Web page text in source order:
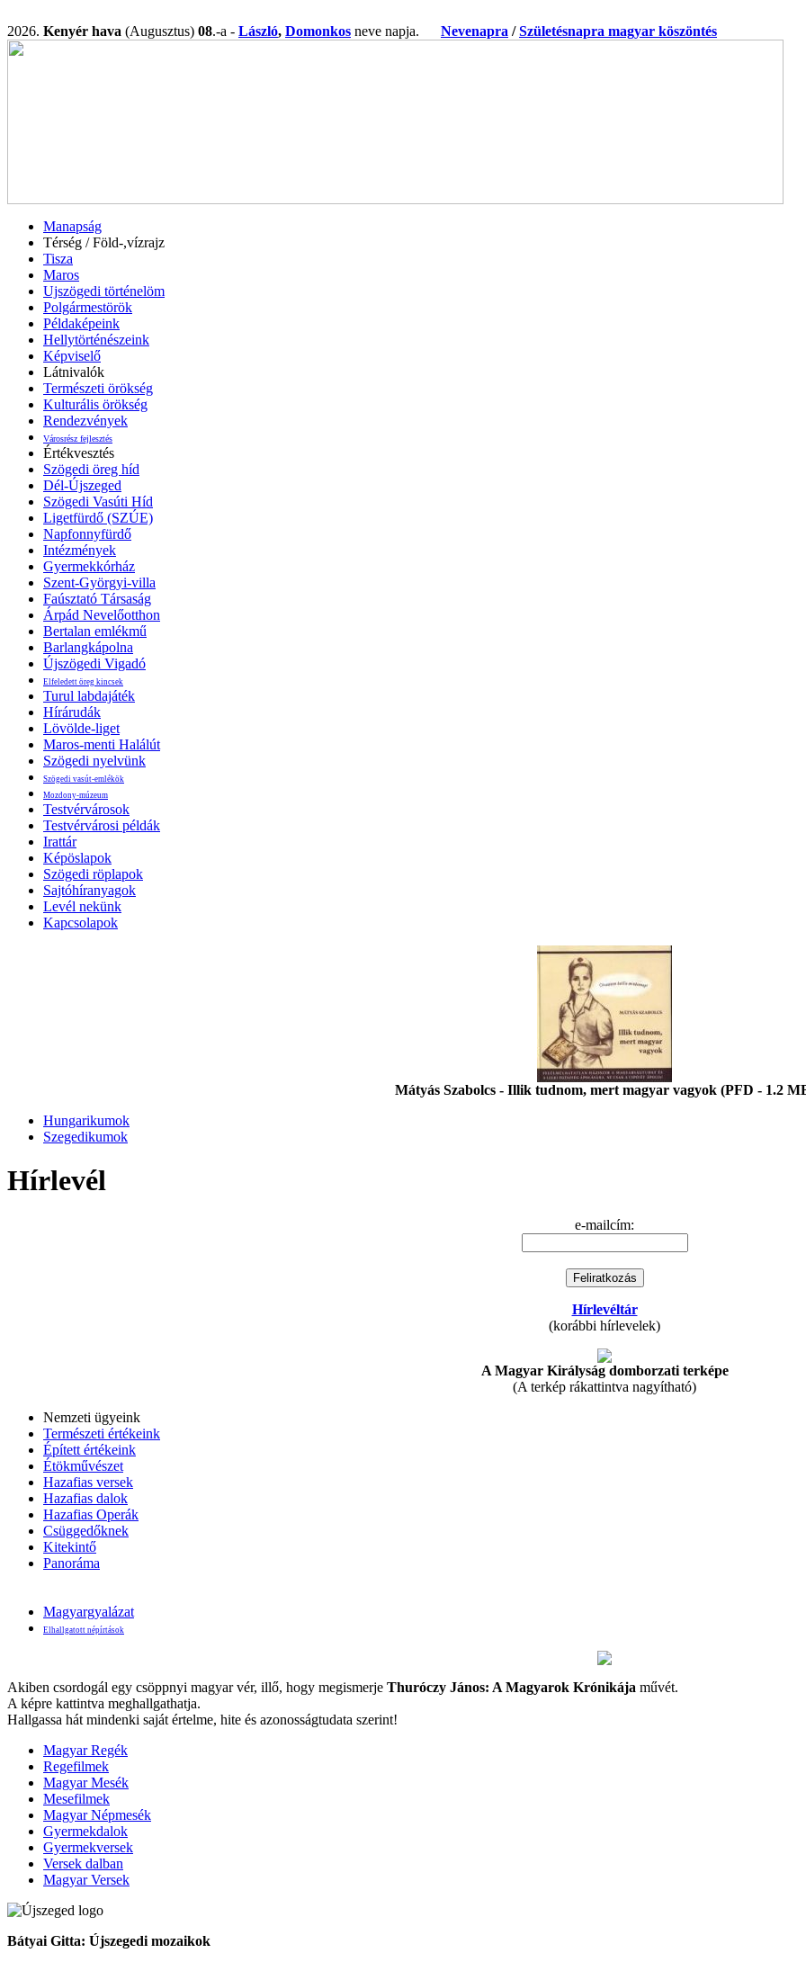
2026. Kenyér hava (Augusztus) 08.-a - László, Domonkos neve napja. Nevenapra /Születésnapra magyar köszöntés
Manapság
Térség / Föld-,vízrajz
Tisza
Maros
Ujszögedi történelöm
Polgármestörök
Példaképeink
Hellytörténészeink
Képviselő
Látnivalók
Természeti örökség
Kulturális örökség
Rendezvények
Városrész fejlesztés
Értékvesztés
Szögedi öreg híd
Dél-Újszeged
Szögedi Vasúti Híd
Ligetfürdő (SZÚE)
Napfonnyfürdő
Intézmények
Gyermekkórház
Szent-Györgyi-villa
Faúsztató Társaság
Árpád Nevelőotthon
Bertalan emlékmű
Barlangkápolna
Újszögedi Vigadó
Elfeledett öreg kincsek
Turul labdajáték
Hírárudák
Lövölde-liget
Maros-menti Halálút
Szögedi nyelvünk
Szögedi vasút-emlékök
Mozdony-múzeum
Testvérvárosok
Testvérvárosi példák
Irattár
Képöslapok
Szögedi röplapok
Sajtóhíranyagok
Levél nekünk
Kapcsolapok
Mátyás Szabolcs - Illik tudnom, mert magyar vagyok (PFD - 1.2
Hungarikumok
Szegedikumok
Hírlevél
e-mailcím:
Hírlevéltár
(korábbi hírlevelek)
A Magyar Királyság domborzati terképe
(A terkép rákattintva nagyítható)
Nemzeti ügyeink
Természeti értékeink
Épített értékeink
Étökművészet
Hazafias versek
Hazafias dalok
Hazafias Operák
Csüggedőknek
Kitekintő
Panoráma
Magyargyalázat
Elhallgatott népírtások
Akiben csordogál egy csöppnyi magyar vér, illő, hogy megismerje Thuróczy János: A Magyarok Krónikája művét.
A képre kattintva meghallgathatja.
Hallgassa hát mindenki saját értelme, hite és azonosságtudata szerint!
Magyar Regék
Regefilmek
Magyar Mesék
Mesefilmek
Magyar Népmesék
Gyermekdalok
Gyermekversek
Versek dalban
Magyar Versek
Bátyai Gitta: Újszegedi mozaikok